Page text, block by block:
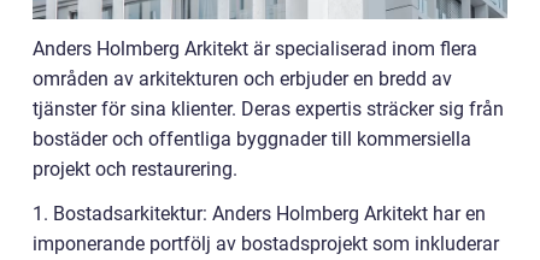
Anders Holmberg Arkitekt är specialiserad inom flera
områden av arkitekturen och erbjuder en bredd av
tjänster för sina klienter. Deras expertis sträcker sig från
bostäder och offentliga byggnader till kommersiella
projekt och restaurering.
1. Bostadsarkitektur: Anders Holmberg Arkitekt har en
imponerande portfölj av bostadsprojekt som inkluderar